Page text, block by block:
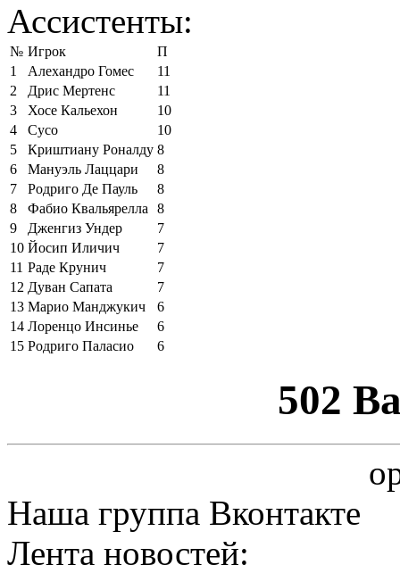
Ассистенты:
№ Игрок
П
1
Алехандро Гомес
11
2
Дрис Мертенс
11
3
Хосе Кальехон
10
4
Сусо
10
5
Криштиану Роналду 8
6
Мануэль Лаццари
8
7
Родриго Де Пауль
8
8
Фабио Квальярелла
8
9
Дженгиз Ундер
7
10 Йосип Иличич
7
11 Раде Крунич
7
12 Дуван Сапата
7
13 Марио Манджукич
6
14 Лоренцо Инсинье
6
15 Родриго Паласио 6
502
Наша группа Вконтакте
Лента новостей: